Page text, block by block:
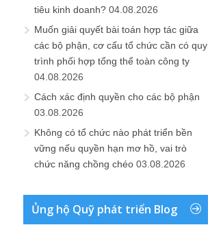
tiêu kinh doanh? 04.08.2026
Muốn giải quyết bài toán hợp tác giữa
các bộ phận, cơ cấu tổ chức cần có quy
trình phối hợp tổng thể toàn công ty
04.08.2026
Cách xác định quyền cho các bộ phận
03.08.2026
Không có tổ chức nào phát triển bền
vững nếu quyền hạn mơ hồ, vai trò
chức năng chồng chéo 03.08.2026
Ủng hộ Quỹ phát triển Blog